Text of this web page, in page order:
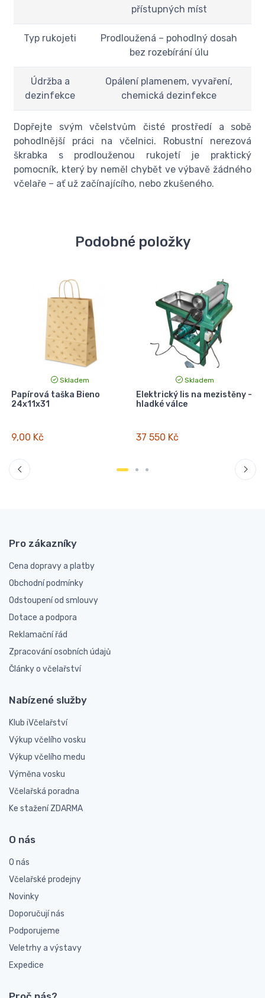
přístupných míst
Typ rukojeti
Prodloužená – pohodlný dosah
bez rozebírání úlu
Údržba a
dezinfekce
Opálení plamenem, vyvaření,
chemická dezinfekce
Dopřejte svým včelstvům čisté prostředí a sobě
pohodlnější práci na včelnici. Robustní nerezová
škrabka s prodlouženou rukojetí je praktický
pomocník, který by neměl chybět ve výbavě žádného
včelaře – ať už začínajícího, nebo zkušeného.
Podobné položky
Skladem
Papírová taška Bieno
24x11x31
9,00 Kč
Skladem
Elektrický lis na mezistěny -
hladké válce
37 550 Kč
Pro zákazníky
Cena dopravy a platby
Obchodní podmínky
Odstoupení od smlouvy
Dotace a podpora
Reklamační řád
Zpracování osobních údajů
Články o včelařství
Nabízené služby
Klub iVčelařství
Výkup včelího vosku
Výkup včelího medu
Výměna vosku
Včelařská poradna
Ke stažení ZDARMA
O nás
O nás
Včelařské prodejny
Novinky
Doporučují nás
Podporujeme
Veletrhy a výstavy
Expedice